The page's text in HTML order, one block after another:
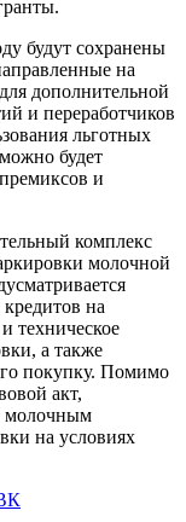
будут сохранены
на
дополнительной
и переработчиков
льготных
будет
и
комплекс
молочной
на
техническое
а также
покупку. Помимо
акт,
молочным
на условиях